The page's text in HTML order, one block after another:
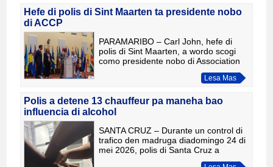
condicionnan peligr
Hefe di polis di Sint Maarten ta presidente nobo
di ACCP
PARAMARIBO – Carl John, hefe di
polis di Sint Maarten, a wordo scogi
como presidente nobo di Association
of Caribbean Commissioners of Police
(ACCP) durante e conferencia anual
Lesa Mas
Polis a detene 13 chauffeur pa maneha bao
influencia di alcohol
SANTA CRUZ – Durante un control di
trafico den madruga diadomingo 24 di
mei 2026, polis di Santa Cruz a
detene 13 chauffeur pa maneha bao